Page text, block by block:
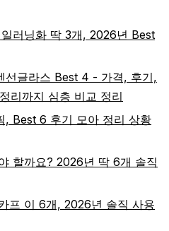
러닝화 딱 3개, 2026년 Best
선글라스 Best 4 - 가격, 후기,
리까지 심층 비교 정리
, Best 6 후기 모아 정리 상황
할까요? 2026년 딱 6개 솔직
프 이 6개, 2026년 솔직 사용